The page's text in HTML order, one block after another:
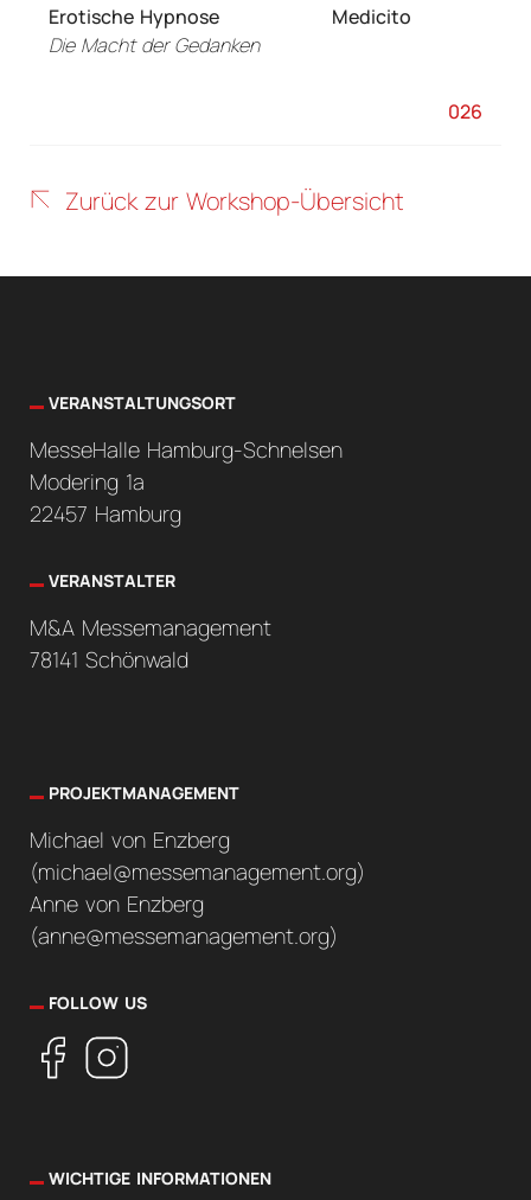
Erotische Hypnose
Die Macht der Gedanken
Medicito
026
Zurück zur Workshop-Übersicht
VERANSTALTUNGSORT
MesseHalle Hamburg-Schnelsen
Modering 1a
22457 Hamburg
VERANSTALTER
M&A Messemanagement
78141 Schönwald
PROJEKTMANAGEMENT
Michael von Enzberg
(michael@messemanagement.org)
Anne von Enzberg
(anne@messemanagement.org)
FOLLOW US
WICHTIGE INFORMATIONEN